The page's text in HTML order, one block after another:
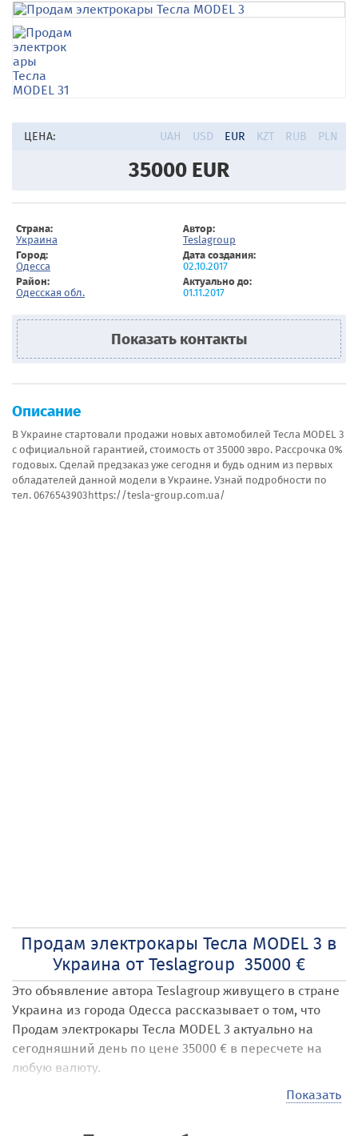
ЦЕНА: UAH USD EUR KZT RUB PLN
35000 EUR
Страна:
Украина
Автор:
Teslagroup
Город:
Одесса
Дата создания:
02.10.2017
Район:
Одесская обл.
Актуально до:
01.11.2017
Показать контакты
Описание
В Украине стартовали продажи новых автомобилей Тесла MODEL 3
с официальной гарантией, стоимость от 35000 эвро. Рассрочка 0%
годовых. Сделай предзаказ уже сегодня и будь одним из первых
обладателей данной модели в Украине. Узнай подробности по
тел. 0676543903https://tesla-group.com.ua/
Продам электрокары Тесла MODEL 3 в
Украина от Teslagroup 35000 €
Это объявление автора Teslagroup живущего в стране
Украина из города Одесса рассказывает о том, что
Продам электрокары Тесла MODEL 3 актуально на
сегодняшний день по цене 35000 € в пересчете на
любую валюту.
Наши посетители могут размещать на сайте самые
электрокары Тесла MODEL 3 . Стоимость своих услуг,
Показать